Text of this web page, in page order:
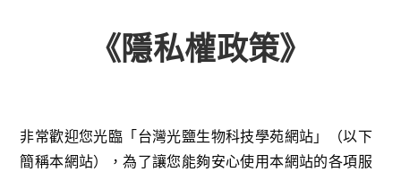
《隱私權政策》
非常歡迎您光臨「台灣光鹽生物科技學苑網站」（以下
簡稱本網站），為了讓您能夠安心使用本網站的各項服